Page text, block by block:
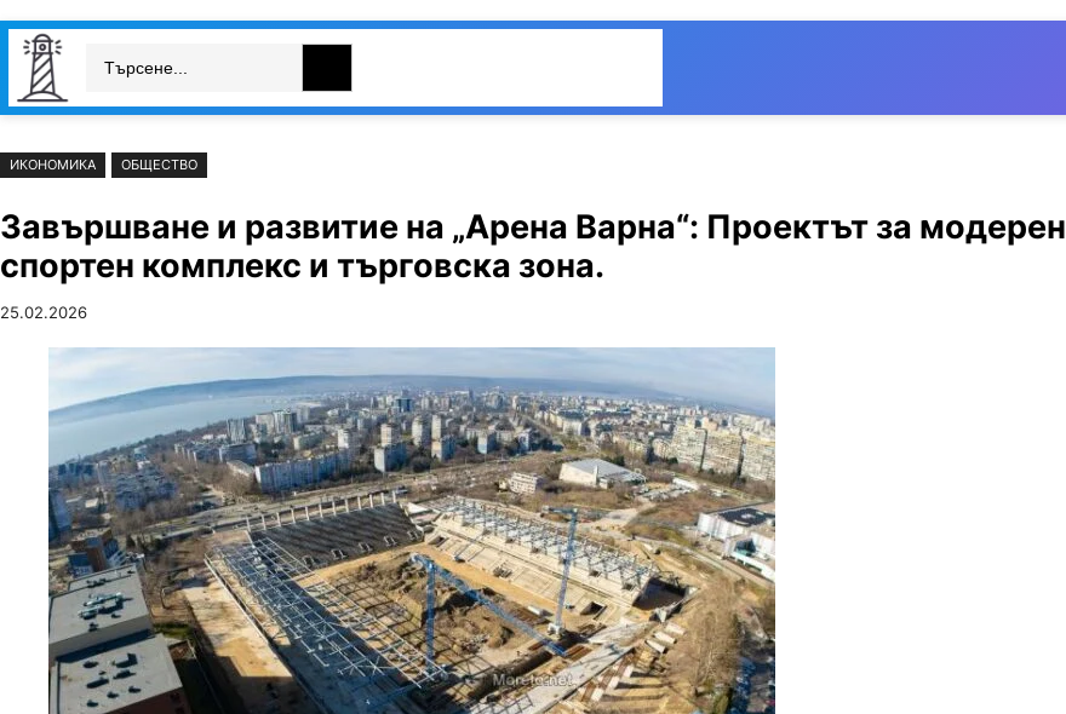
Към
съдържанието
Skip
cont
ИКОНОМИКА ОБЩЕСТВО
Завършване и развитие на „Арена Варна“: Проектът за модерен
спортен комплекс и търговска зона.
25.02.2026